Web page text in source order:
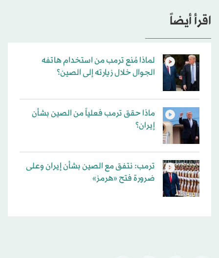
اقرأ أيضاً
لماذا مُنع ترمب من استخدام هاتفه
الجوال خلال زيارته إلى الصين؟
ماذا حقق ترمب فعلياً من الصين بشأن
إيران؟
ترمب: نتفق مع الصين بشأن إيران وعلى
ضرورة فتح «هرمز»